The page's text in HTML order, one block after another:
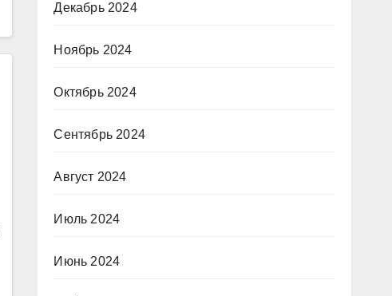
Декабрь 2024
Ноябрь 2024
Октябрь 2024
Сентябрь 2024
Август 2024
Июль 2024
Июнь 2024